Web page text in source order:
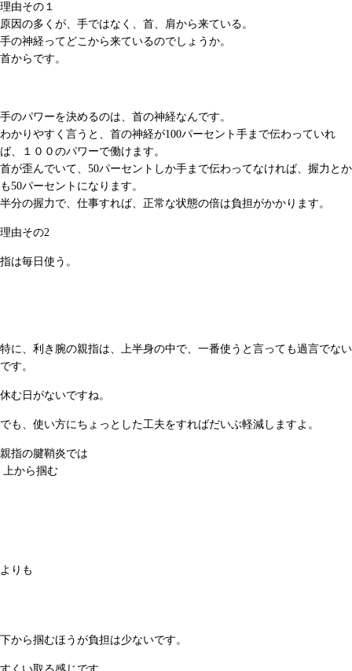
理由その１
原因の多くが、手ではなく、首、肩から来ている。
手の神経ってどこから来ているのでしょうか。
首からです。
手のパワーを決めるのは、首の神経なんです。
わかりやすく言うと、首の神経が100パーセント手まで伝わっていれ
ば、１００のパワーで働けます。
首が歪んでいて、50パーセントしか手まで伝わってなければ、握力とか
も50パーセントになります。
半分の握力で、仕事すれば、正常な状態の倍は負担がかかります。
理由その2
指は毎日使う。
特に、利き腕の親指は、上半身の中で、一番使うと言っても過言でない
です。
休む日がないですね。
でも、使い方にちょっとした工夫をすればだいぶ軽減しますよ。
親指の腱鞘炎では
上から掴む
よりも
下から掴むほうが負担は少ないです。